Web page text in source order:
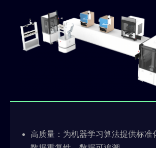
高质量：为机器学习算法提供标准